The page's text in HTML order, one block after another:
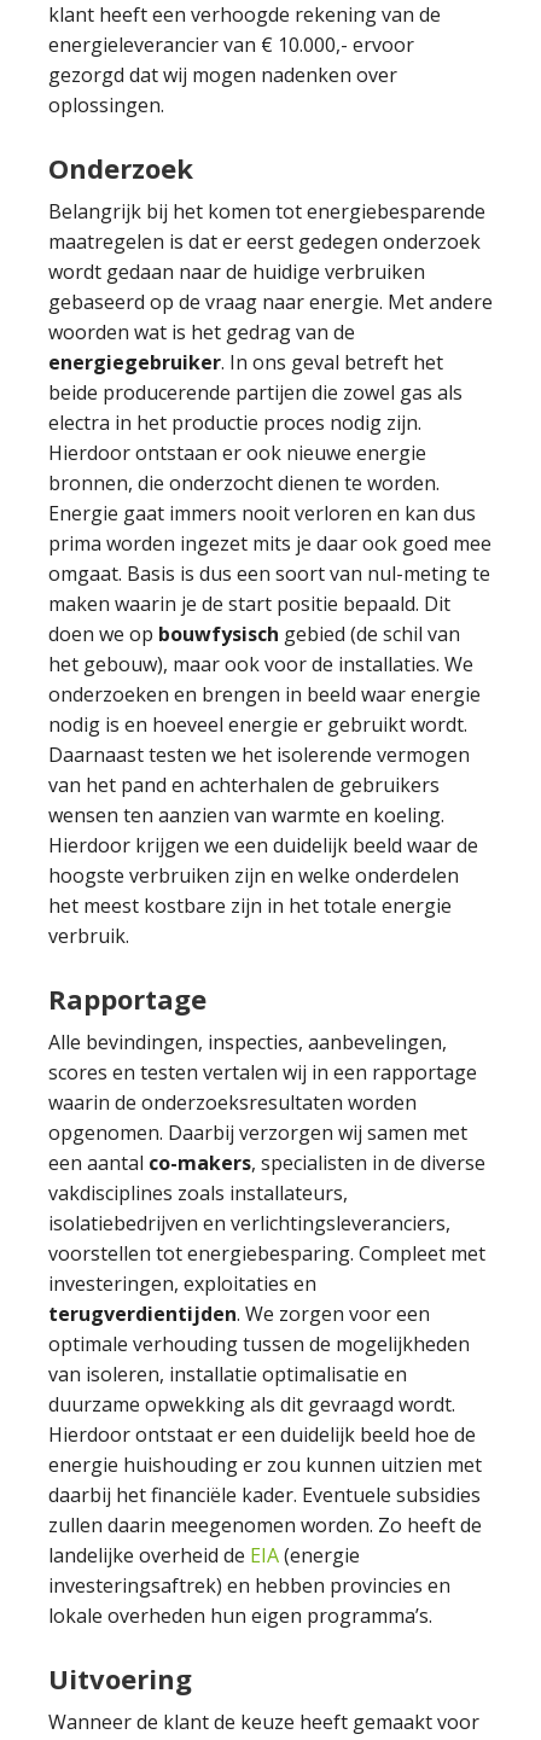
klant heeft een verhoogde rekening van de
energieleverancier van € 10.000,- ervoor
gezorgd dat wij mogen nadenken over
oplossingen.
Onderzoek
Belangrijk bij het komen tot energiebesparende
maatregelen is dat er eerst gedegen onderzoek
wordt gedaan naar de huidige verbruiken
gebaseerd op de vraag naar energie. Met andere
woorden wat is het gedrag van de
energiegebruiker. In ons geval betreft het
beide producerende partijen die zowel gas als
electra in het productie proces nodig zijn.
Hierdoor ontstaan er ook nieuwe energie
bronnen, die onderzocht dienen te worden.
Energie gaat immers nooit verloren en kan dus
prima worden ingezet mits je daar ook goed mee
omgaat. Basis is dus een soort van nul-meting te
maken waarin je de start positie bepaald. Dit
doen we op bouwfysisch gebied (de schil van
het gebouw), maar ook voor de installaties. We
onderzoeken en brengen in beeld waar energie
nodig is en hoeveel energie er gebruikt wordt.
Daarnaast testen we het isolerende vermogen
van het pand en achterhalen de gebruikers
wensen ten aanzien van warmte en koeling.
Hierdoor krijgen we een duidelijk beeld waar de
hoogste verbruiken zijn en welke onderdelen
het meest kostbare zijn in het totale energie
verbruik.
Rapportage
Alle bevindingen, inspecties, aanbevelingen,
scores en testen vertalen wij in een rapportage
waarin de onderzoeksresultaten worden
opgenomen. Daarbij verzorgen wij samen met
een aantal co-makers, specialisten in de diverse
vakdisciplines zoals installateurs,
isolatiebedrijven en verlichtingsleveranciers,
voorstellen tot energiebesparing. Compleet met
investeringen, exploitaties en
terugverdientijden. We zorgen voor een
optimale verhouding tussen de mogelijkheden
van isoleren, installatie optimalisatie en
duurzame opwekking als dit gevraagd wordt.
Hierdoor ontstaat er een duidelijk beeld hoe de
energie huishouding er zou kunnen uitzien met
daarbij het financiële kader. Eventuele subsidies
zullen daarin meegenomen worden. Zo heeft de
landelijke overheid de EIA(energie
investeringsaftrek) en hebben provincies en
lokale overheden hun eigen programma’s.
Uitvoering
Wanneer de klant de keuze heeft gemaakt voor